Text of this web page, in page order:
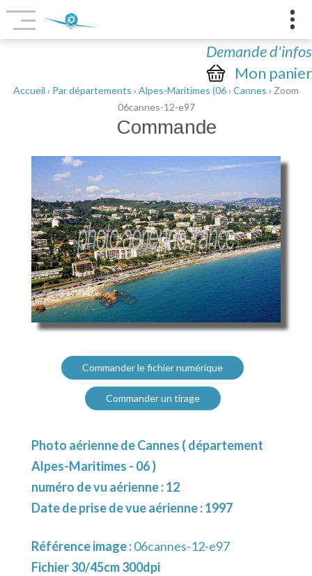
Demande d'infos
Mon panier
Accueil › Par départements › Alpes-Maritimes (06› Cannes › Zoom
06cannes-12-e97
Commande
Commander le fichier numérique
Commander un tirage
Photo aérienne de Cannes ( département
Alpes-Maritimes - 06 )
numéro de vu aérienne : 12
Date de prise de vue aérienne : 1997
Référence image :06cannes-12-e97
Fichier 30/45cm 300dpi